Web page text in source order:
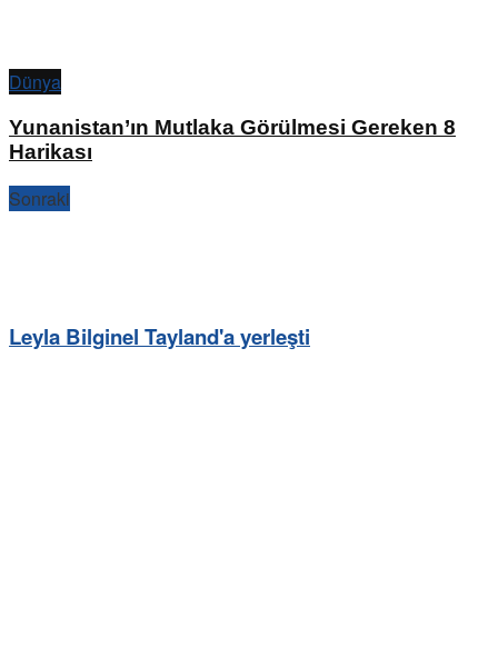
Dünya
Yunanistan’ın Mutlaka Görülmesi Gereken 8
Harikası
Sonraki
Leyla Bilginel Tayland'a yerleşti